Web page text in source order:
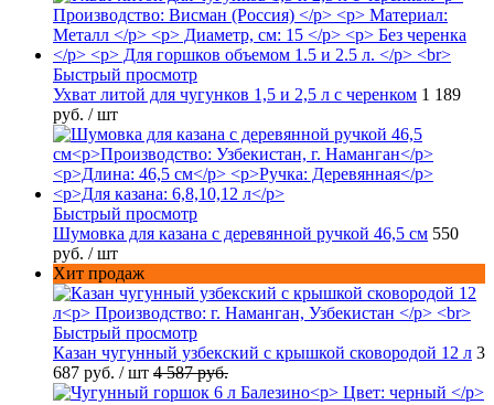
Быстрый просмотр
Ухват литой для чугунков 1,5 и 2,5 л с черенком 1 189
руб. / шт
Быстрый просмотр
Шумовка для казана с деревянной ручкой 46,5 см 550
руб. / шт
Хит продаж
Быстрый просмотр
Казан чугунный узбекский с крышкой сковородой 12 л 3
687 руб. / шт 4 587 руб.